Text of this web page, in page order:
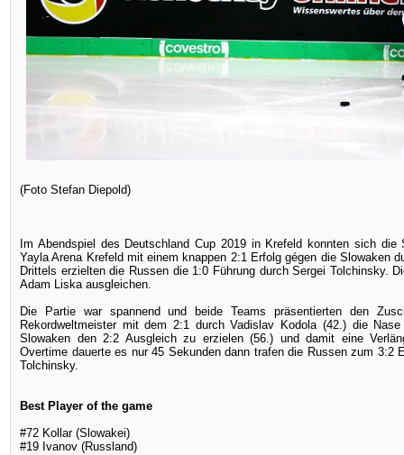
(Foto Stefan Diepold)
Im Abendspiel des Deutschland Cup 2019 in Krefeld konnten sich
Yayla Arena Krefeld mit einem knappen 2:1 Erfolg gégen die Slowaken
Drittels erzielten die Russen die 1:0 Führung durch Sergei Tolchinsky.
Adam Liska ausgleichen.
Die Partie war spannend und beide Teams präsentierten den
Rekordweltmeister mit dem 2:1 durch Vadislav Kodola (42.) die
Slowaken den 2:2 Ausgleich zu erzielen (56.) und damit eine
Overtime dauerte es nur 45 Sekunden dann trafen die Russen zum 3:2
Tolchinsky.
Best Player of the game
#72 Kollar (Slowakei)
#19 Ivanov (Russland)